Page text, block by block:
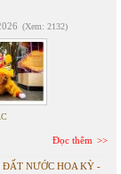
(Xem: 2132)
Đọc thêm
ĐẤT NƯỚC HOA KỲ -